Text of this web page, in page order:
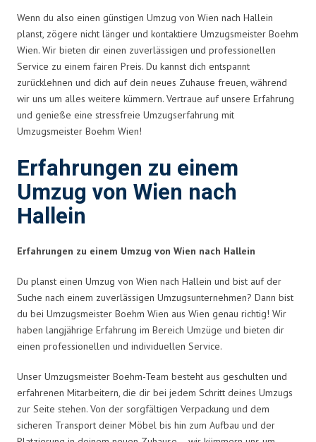
Wenn du also einen günstigen Umzug von Wien nach Hallein
planst, zögere nicht länger und kontaktiere Umzugsmeister Boehm
Wien. Wir bieten dir einen zuverlässigen und professionellen
Service zu einem fairen Preis. Du kannst dich entspannt
zurücklehnen und dich auf dein neues Zuhause freuen, während
wir uns um alles weitere kümmern. Vertraue auf unsere Erfahrung
und genieße eine stressfreie Umzugserfahrung mit
Umzugsmeister Boehm Wien!
Erfahrungen zu einem
Umzug von Wien nach
Hallein
Erfahrungen zu einem Umzug von Wien nach Hallein
Du planst einen Umzug von Wien nach Hallein und bist auf der
Suche nach einem zuverlässigen Umzugsunternehmen? Dann bist
du bei Umzugsmeister Boehm Wien aus Wien genau richtig! Wir
haben langjährige Erfahrung im Bereich Umzüge und bieten dir
einen professionellen und individuellen Service.
Unser Umzugsmeister Boehm-Team besteht aus geschulten und
erfahrenen Mitarbeitern, die dir bei jedem Schritt deines Umzugs
zur Seite stehen. Von der sorgfältigen Verpackung und dem
sicheren Transport deiner Möbel bis hin zum Aufbau und der